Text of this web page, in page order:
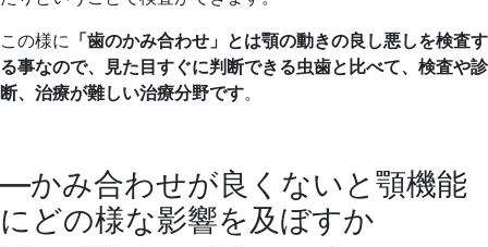
この様に 「歯のかみ合わせ」とは顎の動きの良し悪しを検査す
る事なので、見た目すぐに判断できる虫歯と比べて、検査や診
断、治療が難しい治療分野です。
―かみ合わせが良くないと顎機能
にどの様な影響を及ぼすか